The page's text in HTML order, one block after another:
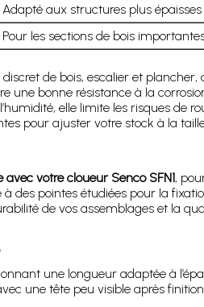
Adapté aux structures plus épaisses
Pour les sections de bois
de bois, escalier et
une bonne résistance à la
elle limite les risques de
pour ajuster votre stock à la
votre cloueur Senco SFN1,
des pointes étudiées pour la
de vos assemblages et la
une longueur adaptée à
une tête peu visible après finition.